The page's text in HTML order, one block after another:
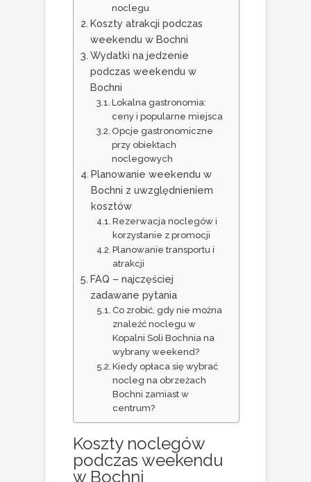
noclegu
Koszty atrakcji podczas
weekendu w Bochni
Wydatki na jedzenie
podczas weekendu w
Bochni
Lokalna gastronomia:
ceny i popularne miejsca
Opcje gastronomiczne
przy obiektach
noclegowych
Planowanie weekendu w
Bochni z uwzględnieniem
kosztów
Rezerwacja noclegów i
korzystanie z promocji
Planowanie transportu i
atrakcji
FAQ – najczęściej
zadawane pytania
Co zrobić, gdy nie można
znaleźć noclegu w
Kopalni Soli Bochnia na
wybrany weekend?
Kiedy opłaca się wybrać
nocleg na obrzeżach
Bochni zamiast w
centrum?
Koszty noclegów
podczas weekendu
w Bochni